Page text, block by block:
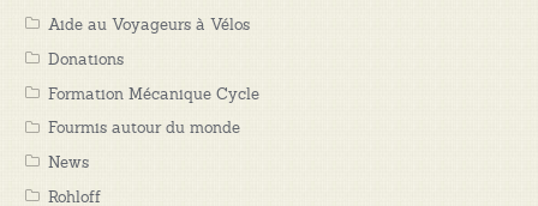
Aide au Voyageurs à Vélos
Donations
Formation Mécanique Cycle
Fourmis autour du monde
News
Rohloff